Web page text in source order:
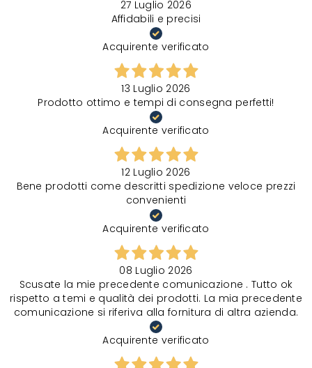
27 Luglio 2026
Affidabili e precisi
Acquirente verificato
13 Luglio 2026
Prodotto ottimo e tempi di consegna perfetti!
Acquirente verificato
12 Luglio 2026
Bene prodotti come descritti spedizione veloce prezzi
convenienti
Acquirente verificato
08 Luglio 2026
Scusate la mie precedente comunicazione . Tutto ok
rispetto a temi e qualità dei prodotti. La mia precedente
comunicazione si riferiva alla fornitura di altra azienda.
Acquirente verificato